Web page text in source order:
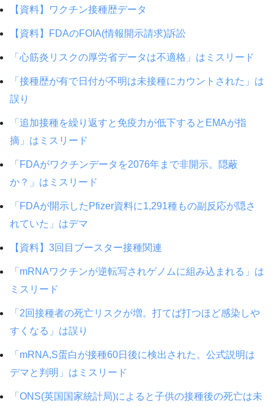
【資料】ワクチン接種歴データ
【資料】FDAのFOIA(情報開示請求)訴訟
「心筋炎リスクの厚労省データは不適格」はミスリード
「接種歴が有で日付が不明は未接種にカウントされた」は
誤り
「追加接種を繰り返すと免疫力が低下するとEMAが指
摘」はミスリード
「FDAがワクチンデータを2076年まで非開示。隠蔽
か？」はミスリード
「FDAが開示したPfizer資料に1,291種もの副反応が隠さ
れていた」はデマ
【資料】3回目ブースター接種関連
「mRNAワクチンが逆転写されゲノムに組み込まれる」は
ミスリード
「2回接種者の死亡リスクが増。打てば打つほど感染しや
すくなる」は誤り
「mRNA,S蛋白が接種60日後に検出された。公式説明は
デマと判明」はミスリード
「ONS(英国国家統計局)によると子供の接種後の死亡は未